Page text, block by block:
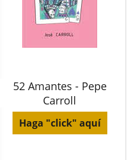
52 Amantes - Pepe
Carroll
Haga "click" aquí